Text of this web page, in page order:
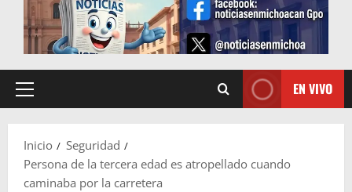
Menú
EN VIVO
Inicio
Seguridad
Persona de la tercera edad es atropellado cuando
caminaba por la carretera